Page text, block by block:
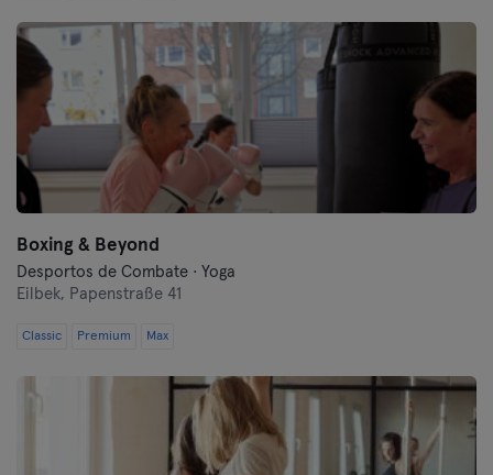
Boxing & Beyond
Desportos de Combate · Yoga
Eilbek, Papenstraße 41
Classic Premium Max